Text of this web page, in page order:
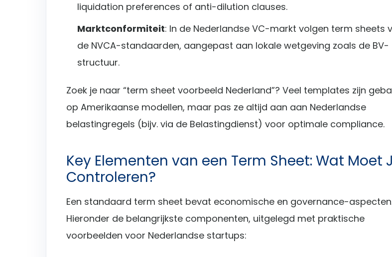
liquidation preferences of anti-dilution clauses.
Marktconformiteit: In de Nederlandse VC-markt volgen term sheets
de NVCA-standaarden, aangepast aan lokale wetgeving zoals de BV-
structuur.
Zoek je naar “term sheet voorbeeld Nederland”? Veel templates zijn
op Amerikaanse modellen, maar pas ze altijd aan aan Nederlandse
belastingregels (bijv. via de Belastingdienst) voor optimale compliance.
Key Elementen van een Term Sheet: Wat Moet
Controleren?
Een standaard term sheet bevat economische en governance-
Hieronder de belangrijkste componenten, uitgelegd met praktische
voorbeelden voor Nederlandse startups: